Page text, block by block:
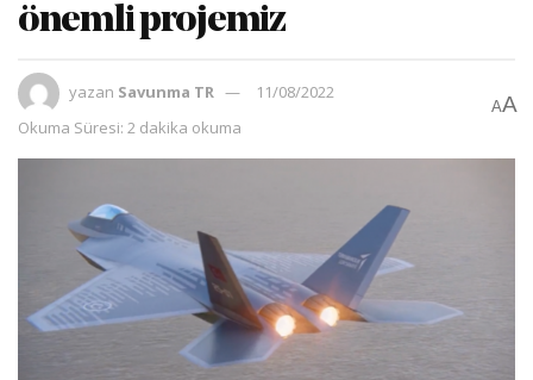
önemli projemiz
yazan Savunma TR
11/08/2022
Okuma Süresi: 2 dakika okuma
AA